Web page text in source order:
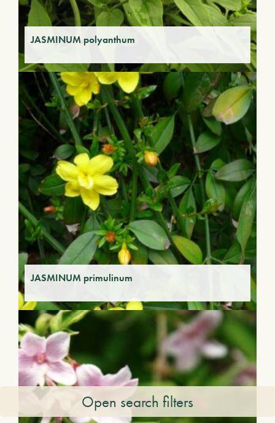
JASMINUM polyanthum
JASMINUM primulinum
Open search filters